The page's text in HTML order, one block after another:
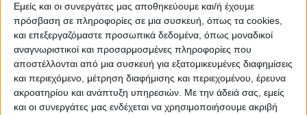
Εμείς και οι συνεργάτες μας αποθηκεύουμε και/ή έχουμε
πρόσβαση σε πληροφορίες σε μια συσκευή, όπως τα cookies,
και επεξεργαζόμαστε προσωπικά δεδομένα, όπως μοναδικοί
αναγνωριστικοί και προσαρμοσμένες πληροφορίες που
αποστέλλονται από μια συσκευή για εξατομικευμένες διαφημίσεις
και περιεχόμενο, μέτρηση διαφήμισης και περιεχομένου, έρευνα
ακροατηρίου και ανάπτυξη υπηρεσιών. Με την άδειά σας, εμείς
και οι συνεργάτες μας ενδέχεται να χρησιμοποιήσουμε ακριβή